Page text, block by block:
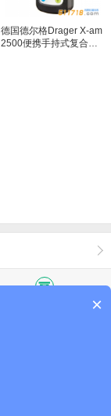
德国德尔格Drager X-am
2500便携手持式复合气
×